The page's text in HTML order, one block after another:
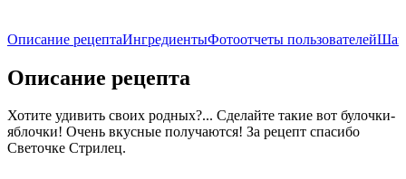
Описание рецептаИнгредиентыФотоотчеты пользователей
Описание рецепта
Хотите удивить своих родных?... Сделайте такие вот булочки-
яблочки! Очень вкусные получаются! За рецепт спасибо
Светочке Стрилец.